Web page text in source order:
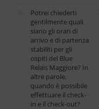
Potrei chiederti
gentilmente quali
siano gli orari di
arrivo e di partenza
stabiliti per gli
ospiti del Blue
Relais Maggiore? In
altre parole,
quando è possibile
effettuare il check-
in e il check-out?